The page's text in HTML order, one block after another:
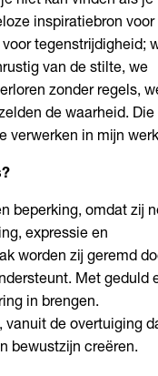
inspiratiebron voor
tegenstrijdigheid;
van de stilte, we
zonder regels,
de waarheid. Die
verwerken in mijn
beperking, omdat zij
expressie en
worden zij geremd
Met geduld
in brengen.
vanuit de overtuiging
bewustzijn creëren.